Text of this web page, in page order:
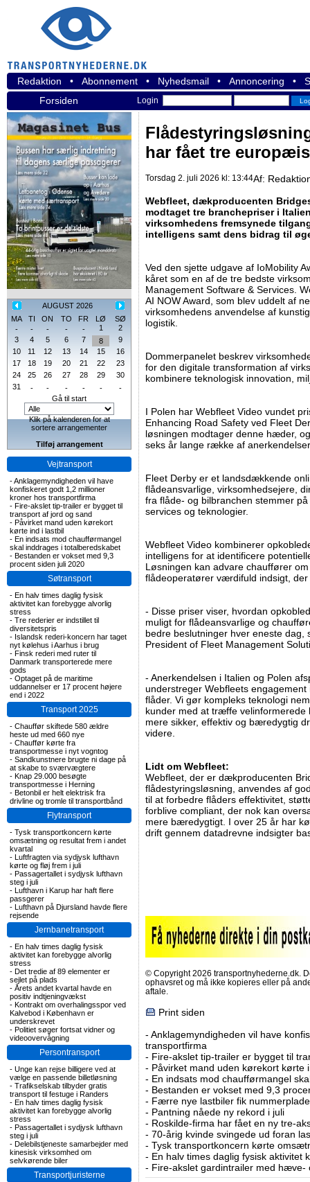
Redaktion • Abonnement • Nyhedsmail • Annoncering •
Forsiden
Login
AUGUST 2026
MA
TI ON TO FR LØ
SØ
-
- - - - 1
2
3
4 5 6 7 8
9
10
11 12 13 14 15
16
17
18 19 20 21 22
23
24
25 26 27 28 29
30
31
- - - - -
-
Gå til start
Klik på kalenderen for at
sortere arrangementer
Tilføj arrangement
Vejtransport
-Anklagemyndigheden vil have
konfiskeret godt 1,2 millioner
kroner hos transportfirma
- Fire-akslet tip-trailer er bygget til
transport af jord og sand
- Påvirket mand uden kørekort
kørte ind i lastbil
- En indsats mod chaufførmangel
skal inddrages i totalberedskabet
- Bestanden er vokset med 9,3
procent siden juli 2020
Søtransport
- En halv times daglig fysisk
aktivitet kan forebygge alvorlig
stress
- Tre rederier er indstillet til
diversitetspris
- Islandsk rederi-koncern har taget
nyt kølehus i Aarhus i brug
- Finsk rederi med ruter til
Danmark transporterede mere
gods
- Optaget på de maritime
uddannelser er 17 procent højere
end i 2022
Transport 2025
- Chauffør skiftede 580 ældre
heste ud med 660 nye
- Chauffør kørte fra
transportmesse i nyt vogntog
- Sandkunstnere brugte ni dage på
at skabe to sværvægtere
- Knap 29.000 besøgte
transportmesse i Herning
- Betonbil er helt elektrisk fra
drivline og tromle til transportbånd
Flytransport
- Tysk transportkoncern kørte
omsætning og resultat frem i andet
kvartal
- Luftfragten via sydjysk lufthavn
kørte og fløj frem i juli
- Passagertallet i sydjysk lufthavn
steg i juli
- Lufthavn i Karup har haft flere
passgerer
- Lufthavn på Djursland havde flere
rejsende
Jernbanetransport
- En halv times daglig fysisk
aktivitet kan forebygge alvorlig
stress
- Det tredie af 89 elementer er
sejlet på plads
- Årets andet kvartal havde en
positiv indtjeningvækst
- Kontrakt om overhalingsspor ved
Kalvebod i København er
underskrevet
- Politiet søger fortsat vidner og
videoovervågning
Persontransport
- Unge kan rejse billigere ved at
vælge en passende billetløsning
- Trafikselskab tilbyder gratis
transport til festuge i Randers
- En halv times daglig fysisk
aktivitet kan forebygge alvorlig
stress
- Passagertallet i sydjysk lufthavn
steg i juli
- Delebilstjeneste samarbejder med
kinesisk virksomhed om
selvkørende biler
Transportjuristerne
har fået tre
Torsdag 2. juli 2026 kl: 13:44Af:
Webfleet, dækproducenten
modtaget tre branchepriser i
virksomhedens fremsynede
intelligens samt dens bidrag til
Ved den sjette udgave af IoMobility
kåret som en af de tre bedste
Management Software & Services.
AI NOW Award, som blev uddelt af
virksomhedens anvendelse af
logistik.
Dommerpanelet beskrev
for den digitale transformation af
kombinere teknologisk innovation,
I Polen har Webfleet Video vundet
Enhancing Road Safety ved Fleet
løsningen modtager denne hæder,
seks år lange række af
Fleet Derby er et landsdækkende
flådeansvarlige, virksomhedsejere,
fra flåde- og bilbranchen stemmer
services og teknologier.
Webfleet Video kombinerer
intelligens for at identificere
Løsningen kan advare chauffører
flådeoperatører værdifuld indsigt,
- Disse priser viser, hvordan
muligt for flådeansvarlige og
bedre beslutninger hver eneste dag,
President of Fleet Management
- Anerkendelsen i Italien og Polen
understreger Webfleets
flåder. Vi gør kompleks teknologi
kunder med at træffe velinformerede
mere sikker, effektiv og bæredygtig
videre.
Lidt om Webfleet:
Webfleet, der er dækproducenten
flådestyringsløsning, anvendes af
til at forbedre flåders effektivitet,
forblive compliant, der nok kan
mere bæredygtigt. I over 25 år har
drift gennem datadrevne indsigter
© Copyright 2026 transportnyhederne.dk.
ophavsret og må ikke kopieres eller på
aftale.
Print siden
- Anklagemyndigheden vil have
transportfirma
- Fire-akslet tip-trailer er bygget til
- Påvirket mand uden kørekort kørte
- En indsats mod chaufførmangel
- Bestanden er vokset med 9,3
- Færre nye lastbiler fik
- Pantning nåede ny rekord i juli
- Roskilde-firma har fået en ny tre-
- 70-årig kvinde svingede ud foran
- Tysk transportkoncern kørte
- En halv times daglig fysisk aktivitet
- Fire-akslet gardintrailer med hæve-